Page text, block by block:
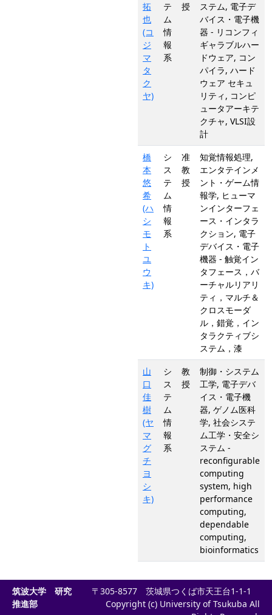
拓
也
(コ
ジ
マ
タ
ク
ヤ)
テ
ム
情
報
系
授
ステム, 電子デ
バイス・電子機
器 - リコンフィ
ギャラブルハー
ドウェア, コン
パイラ, ハード
ウェア セキュ
リティ, コンピ
ュータアーキテ
クチャ, VLSI設
計
橋
本
悠
希
(ハ
シ
モ
ト
ユ
ウ
キ)
シ
ス
テ
ム
情
報
系
准
教
授
知覚情報処理,
エンタテインメ
ント・ゲーム情
報学, ヒューマ
ンインターフェ
ース・インタラ
クション, 電子
デバイス・電子
機器 - 触覚イン
タフェース，バ
ーチャルリアリ
ティ，マルチ＆
クロスモーダ
ル，錯覚，イン
タラクティブシ
ステム，漆
山
口
佳
樹
(ヤ
マ
グ
チ
ヨ
シ
キ)
シ
ス
テ
ム
情
報
系
教
授
制御・システム
工学, 電子デバ
イス・電子機
器, ゲノム医科
学, 社会システ
ム工学・安全シ
ステム -
reconfigurable
computing
system, high
performance
computing,
dependable
computing,
bioinformatics
筑波大学 研究
推進部
〒305-8577 茨城県つくば市天王台1-1-1
Copyright (c) University of Tsukuba All